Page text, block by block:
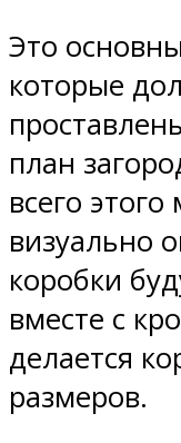
Это
которые
план
всего
визуально
коробки
вместе с
делается
размеров.